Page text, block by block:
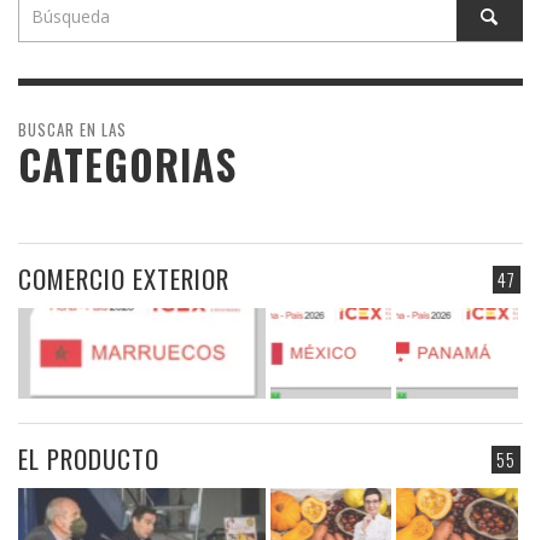
BUSCAR EN LAS
CATEGORIAS
47
COMERCIO EXTERIOR
55
EL PRODUCTO